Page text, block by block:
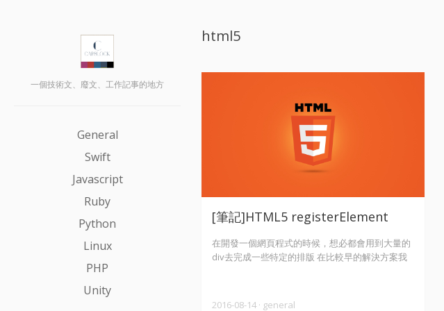
一個技術文、廢文、工作記事的地方
General
Swift
Javascript
Ruby
Python
Linux
PHP
Unity
html5
[筆記]HTML5 registerElement
在開發一個網頁程式的時候，想必都會用到大量的
div去完成一些特定的排版 在比較早的解決方案我
的呈現。 那後面網頁就可能會長的像是這樣: 來源:
2016-08-14 · general